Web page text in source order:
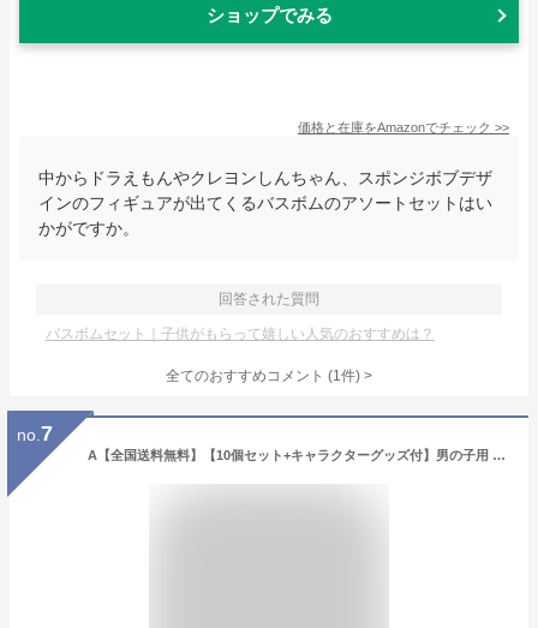
ショップでみる
価格と在庫をAmazonでチェック >>
中からドラえもんやクレヨンしんちゃん、スポンジボブデザ
インのフィギュアが出てくるバスボムのアソートセットはい
かがですか。
回答された質問
バスボムセット｜子供がもらって嬉しい人気のおすすめは？
全てのおすすめコメント (1件) >
no. 7
A【全国送料無料】【10個セット+キャラクターグッズ付】男の子用 キャラクター バスボール 福袋 10個入り 入浴剤 入浴料 お風呂 お風呂遊び 子供 おもちゃ マスコット 詰め合わせ プレゼント ギフト 贈り物 バスボム【A倉庫】